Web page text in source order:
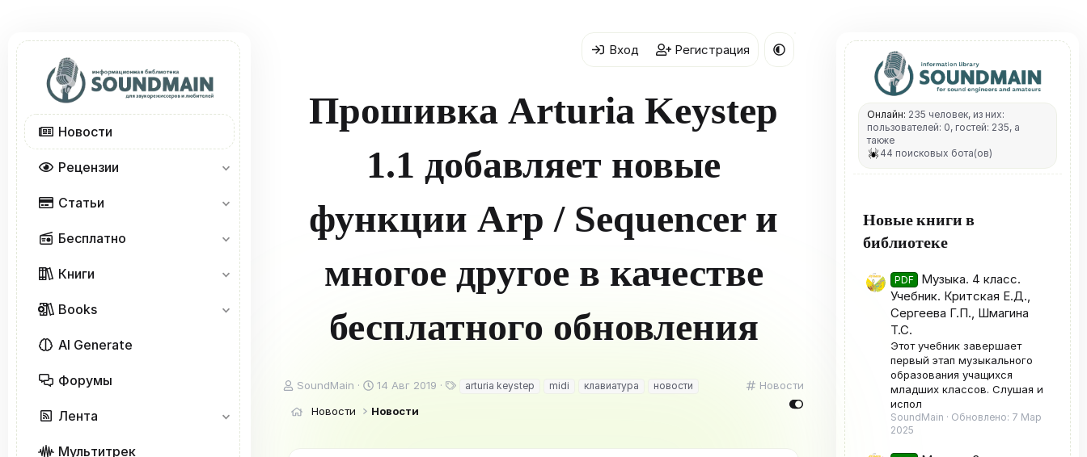
Новости
Рецензии
Статьи
Бесплатно
Книги
Books
AI Generate
Форумы
Лента
Мультитрек
Вход Регистрация
Прошивка Arturia Keystep
1.1 добавляет новые
функции Arp / Sequencer и
многое другое в качестве
бесплатного обновления
К
Новости
А
т
SoundMain
Д
т
14 Авг 2019 arturia keystep midi клавиатура новости
Новости Новости
Онлайн: 235 человек, из них:
пользователей: 0, гостей: 235, а
также
44 поисковых бота(ов)
Новые книги в
библиотеке
PDF
Музыка. 4 класс.
Учебник. Критская Е.Д.,
Сергеева Г.П., Шмагина
Т.С.
Этот учебник завершает
первый этап музыкального
образования учащихся
младших классов. Слушая и
испол
SoundMain Обновлено: 7 Мар
2025